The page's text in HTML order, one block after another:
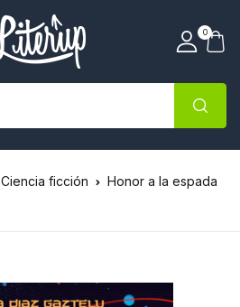
0
Ciencia ficción
Honor a la espada